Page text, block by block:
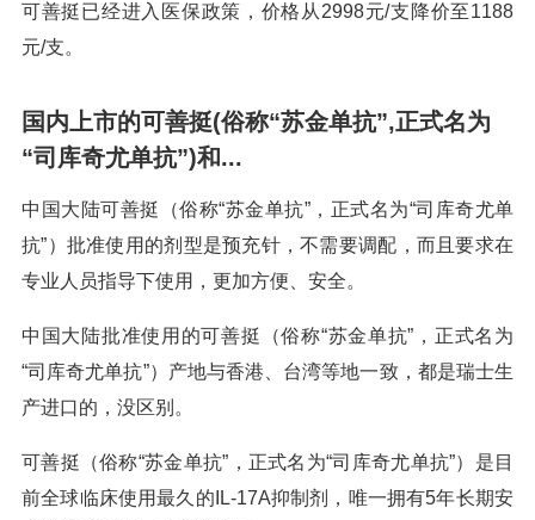
可善挺已经进入医保政策，价格从2998元/支降价至1188
元/支。
国内上市的可善挺(俗称“苏金单抗”,正式名为
“司库奇尤单抗”)和...
中国大陆可善挺（俗称“苏金单抗”，正式名为“司库奇尤单
抗”）批准使用的剂型是预充针，不需要调配，而且要求在
专业人员指导下使用，更加方便、安全。
中国大陆批准使用的可善挺（俗称“苏金单抗”，正式名为
“司库奇尤单抗”）产地与香港、台湾等地一致，都是瑞士生
产进口的，没区别。
可善挺（俗称“苏金单抗”，正式名为“司库奇尤单抗”）是目
前全球临床使用最久的IL-17A抑制剂，唯一拥有5年长期安